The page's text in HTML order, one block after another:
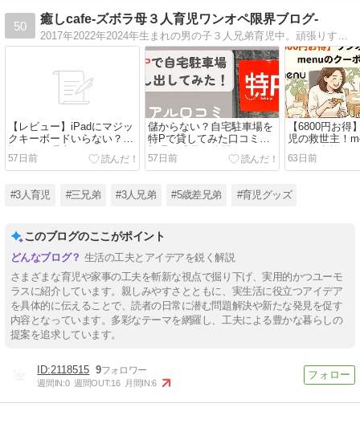
50
癒しcafe-ズボラ母３人育児ワンオペ限界ブログ-
【レビュー】iPadにマジッ
クキーボードいらない？後
悔なしの理由
57日前
儲からない？自宅駐車場を
特Pで貸してみた口コミ！
初週の成果も公開
57日前
【6800円お得
児の救世主！
ポンで息抜き
63日前
#3人育児 #三兄弟 #3人兄弟 #5歳差兄弟 #育児グッズ
このブログのここがポイント
生活の工夫とアイデアを鋭く解説
さまざまな育児や家事の工夫を斬新な視点で掘り下げ、実用的かつユーモ
ラスに紹介しています。親しみやすさとともに、実生活に役立つアイデア
を具体的に伝えることで、読者の日常に潜む問題解決や新たな発見を促す
内容となっています。多彩なテーマを網羅し、工夫による豊かな暮らしの
提案を追求しています。
2118515 9
週間IN:0 週間OUT:16 月間IN:6